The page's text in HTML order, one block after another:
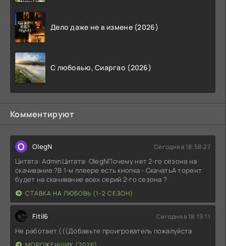
Дело даже не в измене (2026)
С любовью, Сиаргао (2026)
Комментируют
O OlegN Сегодня в 18:58:27
Цитата: AdminЦитата: OlegNПочему нет 2-го сезона на
скачивание ?В 1-м плеере есть кнопка - СкачатьА торент
будет на скачивание всех серий 2-го сезона ?
СТАВКА НА ЛЮБОВЬ (1-2 СЕЗОН)
Fitil6 Сегодня в 18:19:11
Не работает (((Добавьте проигрователь пожалуйста